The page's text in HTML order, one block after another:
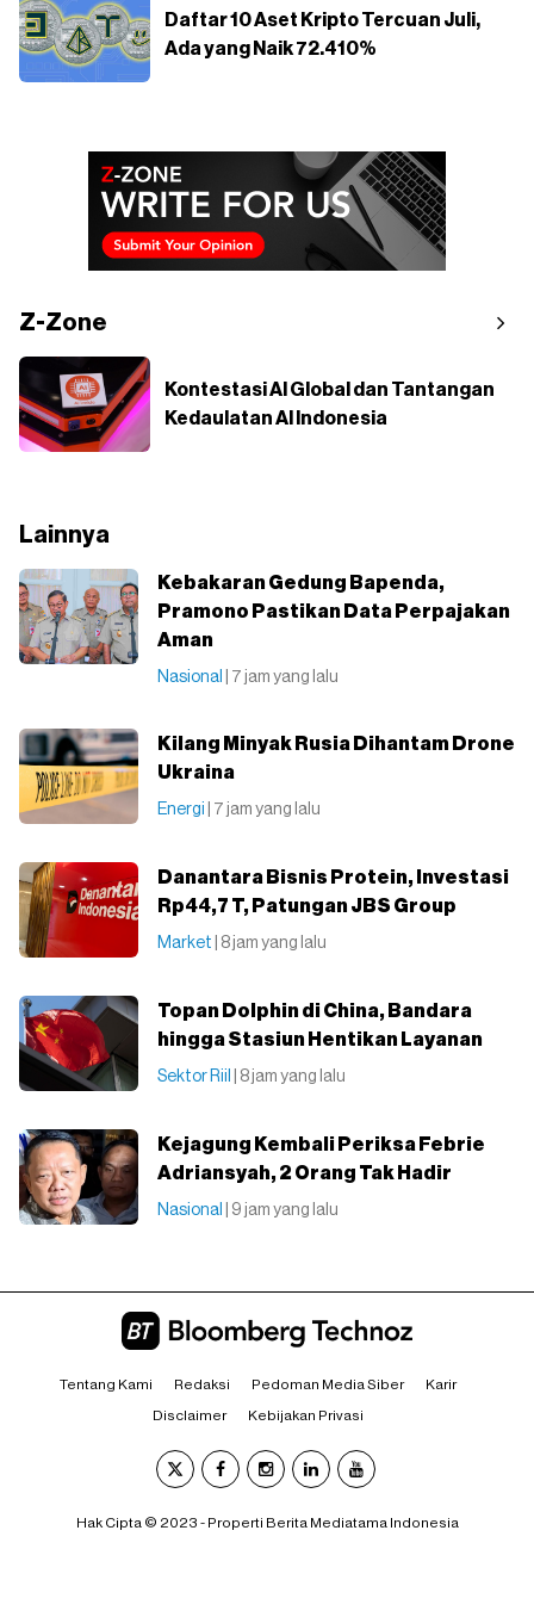
Daftar 10 Aset Kripto Tercuan Juli,
Ada yang Naik 72.410%
Z-Zone
Kontestasi AI Global dan Tantangan
Kedaulatan AI Indonesia
Lainnya
Kebakaran Gedung Bapenda,
Pramono Pastikan Data Perpajakan
Aman
Nasional | 7 jam yang lalu
Kilang Minyak Rusia Dihantam Drone
Ukraina
Energi | 7 jam yang lalu
Danantara Bisnis Protein, Investasi
Rp44,7 T, Patungan JBS Group
Market | 8 jam yang lalu
Topan Dolphin di China, Bandara
hingga Stasiun Hentikan Layanan
Sektor Riil | 8 jam yang lalu
Kejagung Kembali Periksa Febrie
Adriansyah, 2 Orang Tak Hadir
Nasional | 9 jam yang lalu
Tentang Kami Redaksi Pedoman Media Siber Karir
Disclaimer Kebijakan Privasi
Hak Cipta © 2023 - Properti Berita Mediatama Indonesia